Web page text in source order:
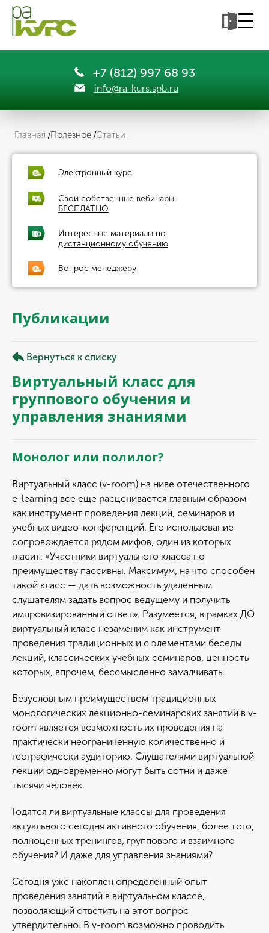
+7 (812) 997 68 93
info@ra-kurs.spb.ru
Главная Полезное Статьи
Электронный курс
Свои собственные вебинары
БЕСПЛАТНО
Интересные материалы по
дистанционному обучению
Вопрос менеджеру
Публикации
Вернуться к списку
Виртуальный класс для
группового обучения и
управления знаниями
Монолог или полилог?
Виртуальный класс (v-room) на ниве отечественного
e-learning все еще расцениваeтся главным образом
как инструмент проведения лекций, семинаров и
учебных видео-конференций. Его использование
сопровождается рядом мифов, один из которых
гласит: «Участники виртуального класса по
преимуществу пассивны. Максимум, на что способен
такой класс — дать возможность удаленным
слушателям задать вопрос ведущему и получить
импровизированный ответ». Разумеется, в рамках ДО
виртуальный класс незаменим как инструмент
проведения традиционных и с элементами беседы
лекций, классических учебных семинаров, ценность
которых, впрочем, бессмысленно замалчивать.
Безусловным преимуществом традиционных
монологических лекционно-семинарских занятий в v-
room является возможность их проведения на
практически неограниченную количественно и
географически аудиторию. Слушателями виртуальной
лекции одновременно могут быть сотни и даже
тысячи человек.
Годятся ли виртуальные классы для проведения
актуального сегодня активного обучения, более того,
полноценных тренингов, группового и взаимного
обучения? И даже для управления знаниями?
Сегодня уже накоплен определенный опыт
проведения занятий в виртуальном классе,
позволяющий ответить на этот вопрос
утвердительно. В v-room возможно проводить